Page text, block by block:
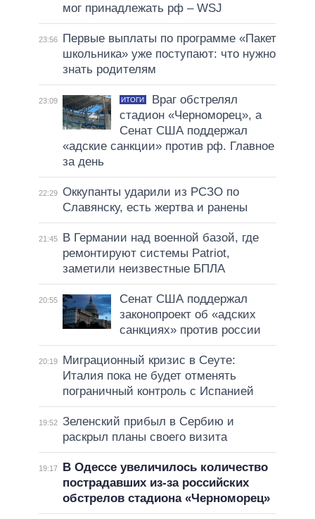
мог принадлежать рф – WSJ
23:56
Первые выплаты по программе «Пакет
школьника» уже поступают: что нужно
знать родителям
23:09 ИТОГИ
Враг обстрелял
стадион «Черноморец», а
Сенат США поддержал
«адские санкции» против рф. Главное
за день
22:29 Оккупанты ударили из РСЗО по
Славянску, есть жертва и ранены
21:45
В Германии над военной базой, где
ремонтируют системы Patriot,
заметили неизвестные БПЛА
20:55
Сенат США поддержал
законопроект об «адских
санкциях» против россии
20:19
Миграционный кризис в Сеуте:
Италия пока не будет отменять
пограничный контроль с Испанией
19:52 Зеленский прибыл в Сербию и
раскрыл планы своего визита
19:17
В Одессе увеличилось количество
пострадавших из-за российских
обстрелов стадиона «Черноморец»